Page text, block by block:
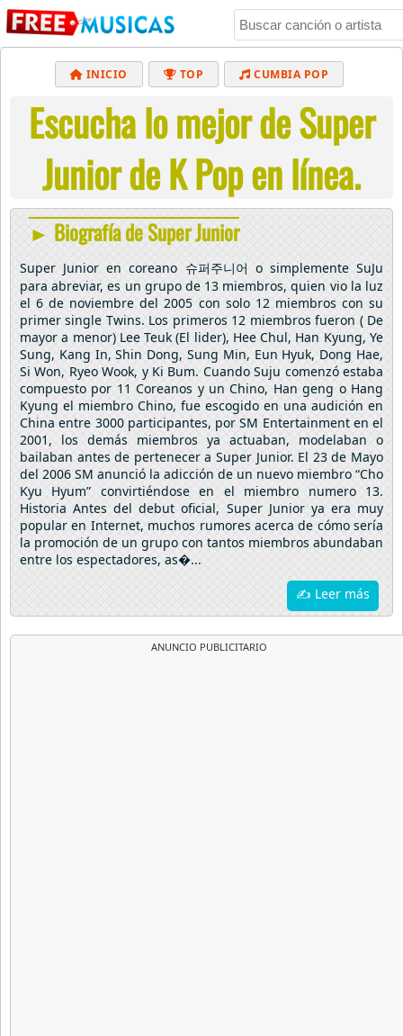
INICIO TOP CUMBIA POP
BACHATA MUSICA CRISTIANA
REGGAETON BALADAS ALTERNATIVO
ELECTRÓNICA CUMBIAS
Escucha lo mejor de Super
Junior de K Pop en línea.
► Biografía de Super Junior
Super Junior en coreano 슈퍼주니어 o simplemente SuJu
para abreviar, es un grupo de 13 miembros, quien vio la luz
el 6 de noviembre del 2005 con solo 12 miembros con su
primer single Twins. Los primeros 12 miembros fueron ( De
mayor a menor) Lee Teuk (El lider), Hee Chul, Han Kyung, Ye
Sung, Kang In, Shin Dong, Sung Min, Eun Hyuk, Dong Hae,
Si Won, Ryeo Wook, y Ki Bum. Cuando Suju comenzó estaba
compuesto por 11 Coreanos y un Chino, Han geng o Hang
Kyung el miembro Chino, fue escogido en una audición en
China entre 3000 participantes, por SM Entertainment en el
2001, los demás miembros ya actuaban, modelaban o
bailaban antes de pertenecer a Super Junior. El 23 de Mayo
del 2006 SM anunció la adicción de un nuevo miembro “Cho
Kyu Hyum” convirtiéndose en el miembro numero 13.
Historia Antes del debut oficial, Super Junior ya era muy
popular en Internet, muchos rumores acerca de cómo sería
la promoción de un grupo con tantos miembros abundaban
entre los espectadores, as�...
✍ Leer más
ANUNCIO PUBLICITARIO